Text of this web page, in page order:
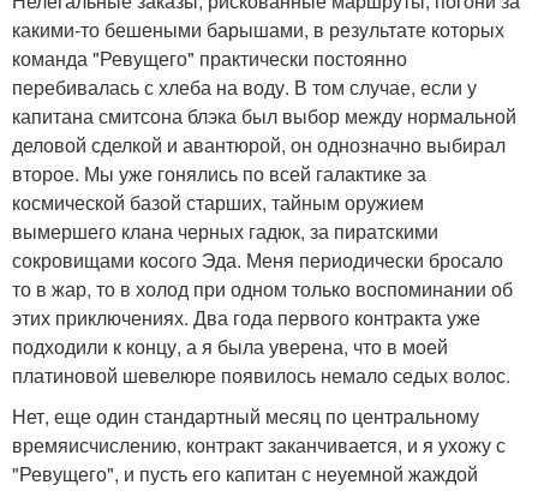
какими-то бешеными барышами, в результате которых
команда "Ревущего" практически постоянно
перебивалась с хлеба на воду. В том случае, если у
капитана смитсона блэка был выбор между нормальной
деловой сделкой и авантюрой, он однозначно выбирал
второе. Мы уже гонялись по всей галактике за
космической базой старших, тайным оружием
вымершего клана черных гадюк, за пиратскими
сокровищами косого Эда. Меня периодически бросало
то в жар, то в холод при одном только воспоминании об
этих приключениях. Два года первого контракта уже
подходили к концу, а я была уверена, что в моей
платиновой шевелюре появилось немало седых волос.
Нет, еще один стандартный месяц по центральному
времяисчислению, контракт заканчивается, и я ухожу с
"Ревущего", и пусть его капитан с неуемной жаждой